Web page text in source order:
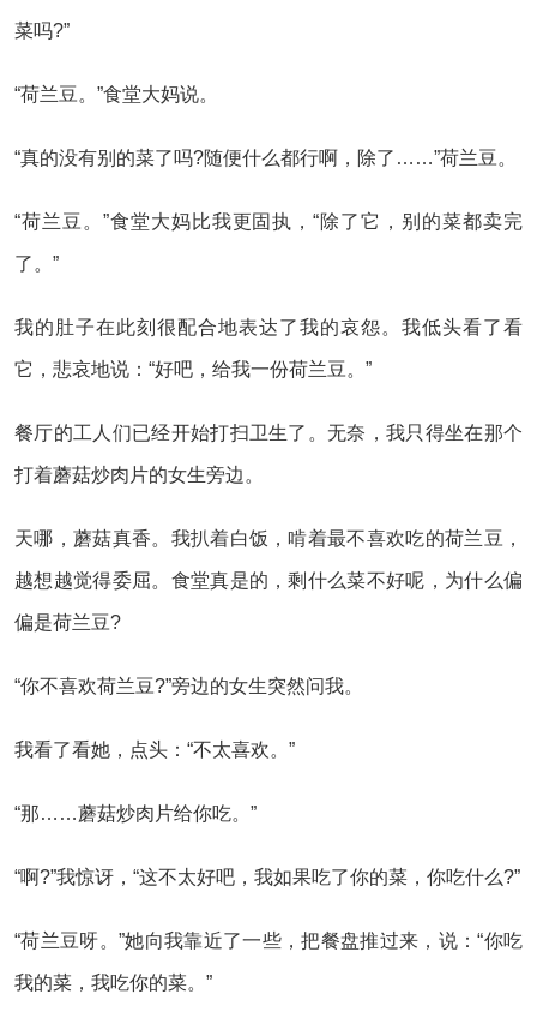
菜吗?”
“荷兰豆。”食堂大妈说。
“真的没有别的菜了吗?随便什么都行啊，除了……”荷兰豆。
“荷兰豆。”食堂大妈比我更固执，“除了它，别的菜都卖完
了。”
我的肚子在此刻很配合地表达了我的哀怨。我低头看了看
它，悲哀地说：“好吧，给我一份荷兰豆。”
餐厅的工人们已经开始打扫卫生了。无奈，我只得坐在那个
打着蘑菇炒肉片的女生旁边。
天哪，蘑菇真香。我扒着白饭，啃着最不喜欢吃的荷兰豆，
越想越觉得委屈。食堂真是的，剩什么菜不好呢，为什么偏
偏是荷兰豆?
“你不喜欢荷兰豆?”旁边的女生突然问我。
我看了看她，点头：“不太喜欢。”
“那……蘑菇炒肉片给你吃。”
“啊?”我惊讶，“这不太好吧，我如果吃了你的菜，你吃什么?”
“荷兰豆呀。”她向我靠近了一些，把餐盘推过来，说：“你吃
我的菜，我吃你的菜。”